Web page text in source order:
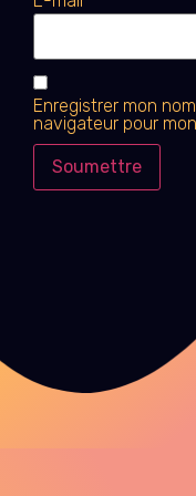
Enregistrer mon
navigateur pour